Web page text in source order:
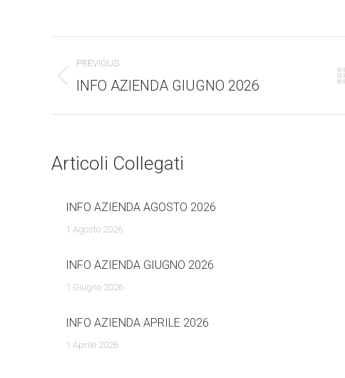
Commento
di
PREVIOUS
Stile
INFO AZIENDA GIUGNO 2026
Articoli Collegati
INFO AZIENDA AGOSTO 2026
1 Agosto 2026
INFO AZIENDA GIUGNO 2026
1 Giugno 2026
INFO AZIENDA APRILE 2026
1 Aprile 2026